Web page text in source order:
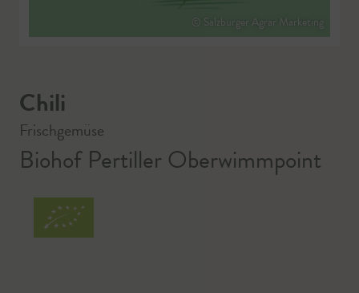
© Salzburger Agrar Marketing
Chili
Frischgemüse
Biohof Pertiller Oberwimmpoint